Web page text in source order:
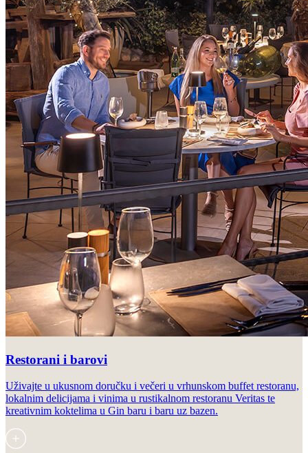
Restorani i barovi
Uživajte u ukusnom doručku i večeri u vrhunskom buffet restoranu,
lokalnim delicijama i vinima u rustikalnom restoranu Veritas te
kreativnim koktelima u Gin baru i baru uz bazen.